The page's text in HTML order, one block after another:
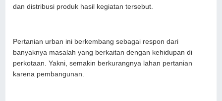
dan distribusi produk hasil kegiatan tersebut.
Pertanian urban ini berkembang sebagai respon dari
banyaknya masalah yang berkaitan dengan kehidupan di
perkotaan. Yakni, semakin berkurangnya lahan pertanian
karena pembangunan.